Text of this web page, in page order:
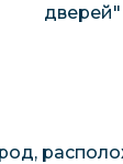
дверей"